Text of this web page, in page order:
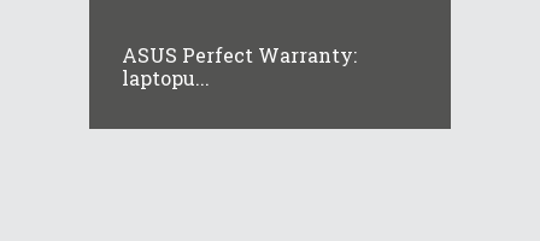
ASUS Perfect Warranty:
laptopu...